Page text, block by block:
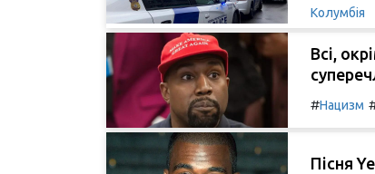
Колумбія
Всі,
#Нацизм
Пісня